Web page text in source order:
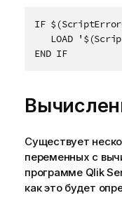
IF
LOAD
END IF
Существует
переменных с
программе Qlik
как это будет